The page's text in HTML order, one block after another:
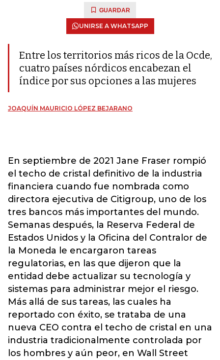
GUARDAR
UNIRSE A WHATSAPP
Entre los territorios más ricos de la Ocde,
cuatro países nórdicos encabezan el
índice por sus opciones a las mujeres
JOAQUÍN MAURICIO LÓPEZ BEJARANO
En septiembre de 2021 Jane Fraser rompió
el techo de cristal definitivo de la industria
financiera cuando fue nombrada como
directora ejecutiva de Citigroup, uno de los
tres bancos más importantes del mundo.
Semanas después, la Reserva Federal de
Estados Unidos y la Oficina del Contralor de
la Moneda le encargaron tareas
regulatorias, en las que dijeron que la
entidad debe actualizar su tecnología y
sistemas para administrar mejor el riesgo.
Más allá de sus tareas, las cuales ha
reportado con éxito, se trataba de una
nueva CEO contra el techo de cristal en una
industria tradicionalmente controlada por
los hombres y aún peor, en Wall Street